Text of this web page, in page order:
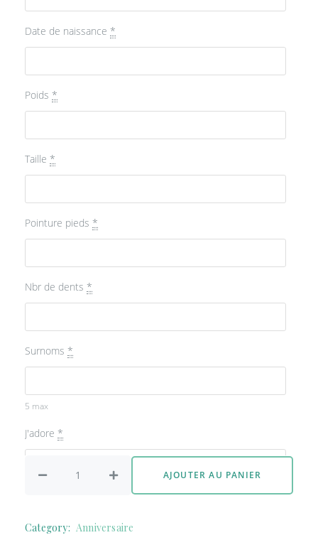
Date de naissance *
Poids *
Taille *
Pointure pieds *
Nbr de dents *
Surnoms *
5 max
J'adore *
AJOUTER AU PANIER
Category: Anniversaire